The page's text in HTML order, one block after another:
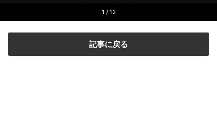
1 / 12
記事に戻る